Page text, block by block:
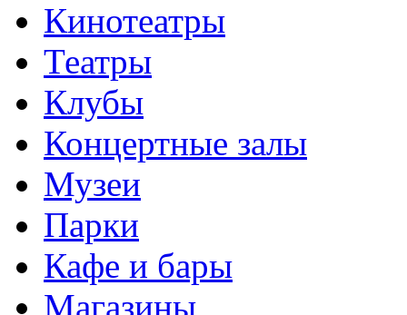
Кинотеатры
Театры
Клубы
Концертные залы
Музеи
Парки
Кафе и бары
Магазины